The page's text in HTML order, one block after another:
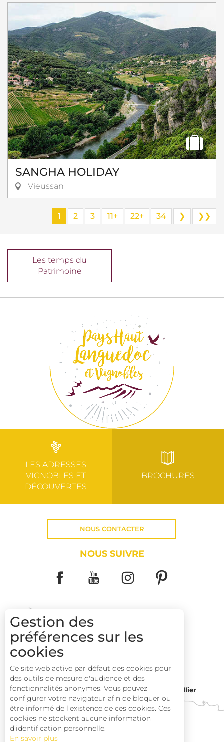
SANGHA HOLIDAY
Vieussan
1 2 3 11+ 22+ 34 ❯ ❯❯
Les temps du
Patrimoine
LES ADRESSES
VIGNOBLES ET
DÉCOUVERTES
BROCHURES
NOUS CONTACTER
NOUS SUIVRE
Toulouse
Montpellier
Gestion des
préférences sur les
cookies
Ce site web active par défaut des cookies pour
des outils de mesure d'audience et des
fonctionnalités anonymes. Vous pouvez
configurer votre navigateur afin de bloquer ou
être informé de l'existence de ces cookies. Ces
cookies ne stockent aucune information
d’identification personnelle.
En savoir plus